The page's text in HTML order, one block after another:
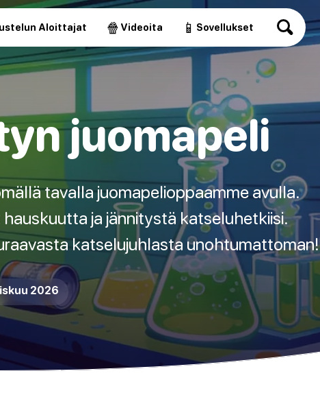
Aloittajat 🍿 Videoita 📱 Sovellukset
juomapeli
tavalla juomapelioppaamme avulla.
ja jännitystä katseluhetkiisi.
katselujuhlasta unohtumattoman!
2026